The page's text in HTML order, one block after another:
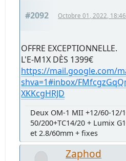
#2092 Octobre 01, 2022,
OFFRE EXCEPTIONNELLE.
L'E-M1X DÈS 1399€
https://mail.google.com/
shva=1#inbox/
XKKcgHRJD
Deux OM-1 MII +12/60-12/
50/200+TC14/20 + Lumix
et 2.8/60mm + fixes
Zaphod